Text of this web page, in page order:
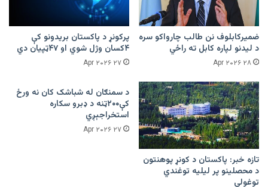
ضمیرکابلوف نن طالب چارواکو سره
د لیدنو لپاره کابل ته راځي
۲۸ Apr ۲۰۲۶
پرکونړ د پاکستان بریدونو کې
۴کسان وژل شوي او ۴۷ټپیان دي
۲۷ Apr ۲۰۲۶
تازه خبر: پاکستان د کونړ پوهنتون
د محصلینو پر لیلیه توغندي
توغولي
د سمنګان له شباشک کان نه ورځ
کې۲۰۰ټنه د ډبرو سکاره
استخراجېږي
۲۷ Apr ۲۰۲۶